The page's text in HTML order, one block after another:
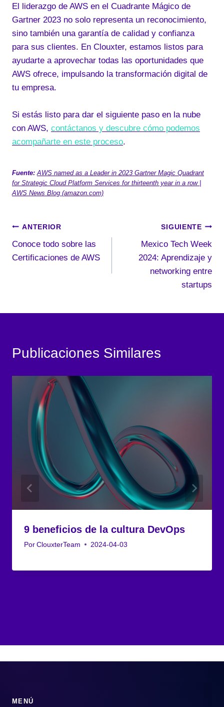
El liderazgo de AWS en el Cuadrante Mágico de
Gartner 2023 no solo representa un reconocimiento,
sino también una garantía de calidad y confianza
para sus clientes. En Clouxter, estamos listos para
ayudarte a aprovechar todas las oportunidades que
AWS ofrece, impulsando la transformación digital de
tu empresa.
Si estás listo para dar el siguiente paso en la nube
con AWS, contáctanos y descubre cómo podemos
acompañarte en este proceso.
Fuente: AWS named as a Leader in 2023 Gartner Magic Quadrant
for Strategic Cloud Platform Services for thirteenth year in a row |
AWS News Blog (amazon.com)
Navegación
de
ANTERIOR
Conoce todo sobre las
Certificaciones de AWS
SIGUIENTE
Mexico Tech Week
2024: Aprendizaje y
networking entre
startups
9 beneficios de la cultura DevOps
Por ClouxterTeam 2024-04-03
MENÚ